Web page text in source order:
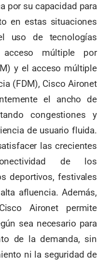
por su capacidad para
en estas situaciones
uso de tecnologías
múltiple por
y el acceso múltiple
(FDM), Cisco Aironet
el ancho de
congestiones y
de usuario fluida.
las crecientes
de los
deportivos, festivales
afluencia. Además,
Aironet permite
sea necesario para
de la demanda, sin
ni la seguridad de